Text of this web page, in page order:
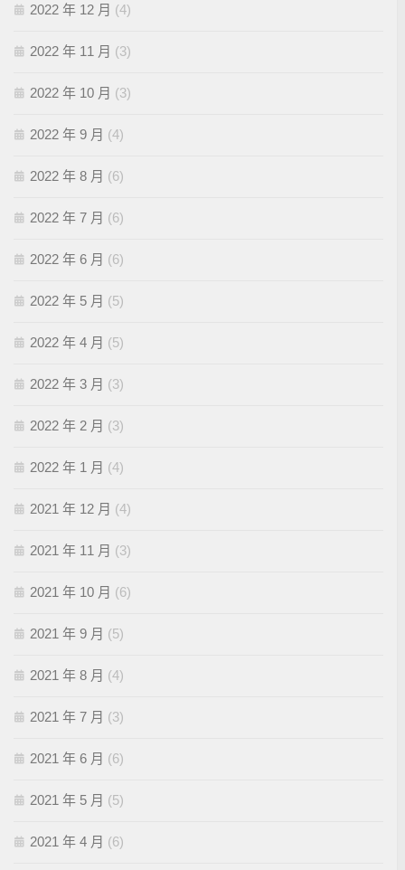
2022 年 12 月 (4)
2022 年 11 月 (3)
2022 年 10 月 (3)
2022 年 9 月 (4)
2022 年 8 月 (6)
2022 年 7 月 (6)
2022 年 6 月 (6)
2022 年 5 月 (5)
2022 年 4 月 (5)
2022 年 3 月 (3)
2022 年 2 月 (3)
2022 年 1 月 (4)
2021 年 12 月 (4)
2021 年 11 月 (3)
2021 年 10 月 (6)
2021 年 9 月 (5)
2021 年 8 月 (4)
2021 年 7 月 (3)
2021 年 6 月 (6)
2021 年 5 月 (5)
2021 年 4 月 (6)